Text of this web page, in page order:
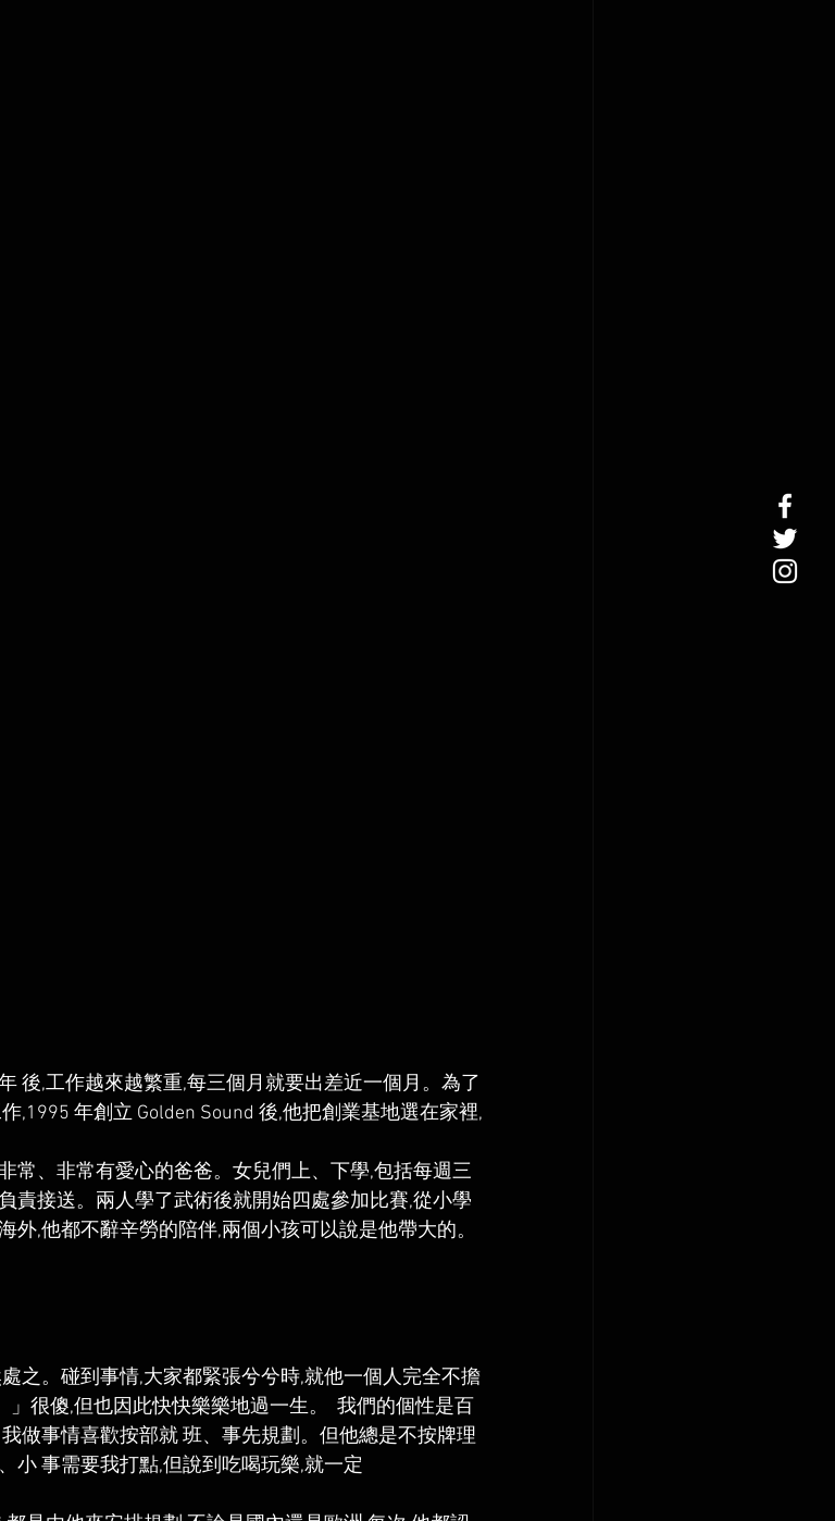
後,工作越來越繁重,每三個月就要出差近一個月。為了
,1995 年創立 Golden Sound 後,他把創業基地選在家裡,
常、非常有愛心的爸爸。女兒們上、下學,包括每週三
責接送。兩人學了武術後就開始四處參加比賽,從小學
外,他都不辭辛勞的陪伴,兩個小孩可以說是他帶大的。
很傻,但也因此快快樂樂地過一生。  我們的個性是百
做事情喜歡按部就 班、事先規劃。但他總是不按牌理
小 事需要我打點,但說到吃喝玩樂,就一定